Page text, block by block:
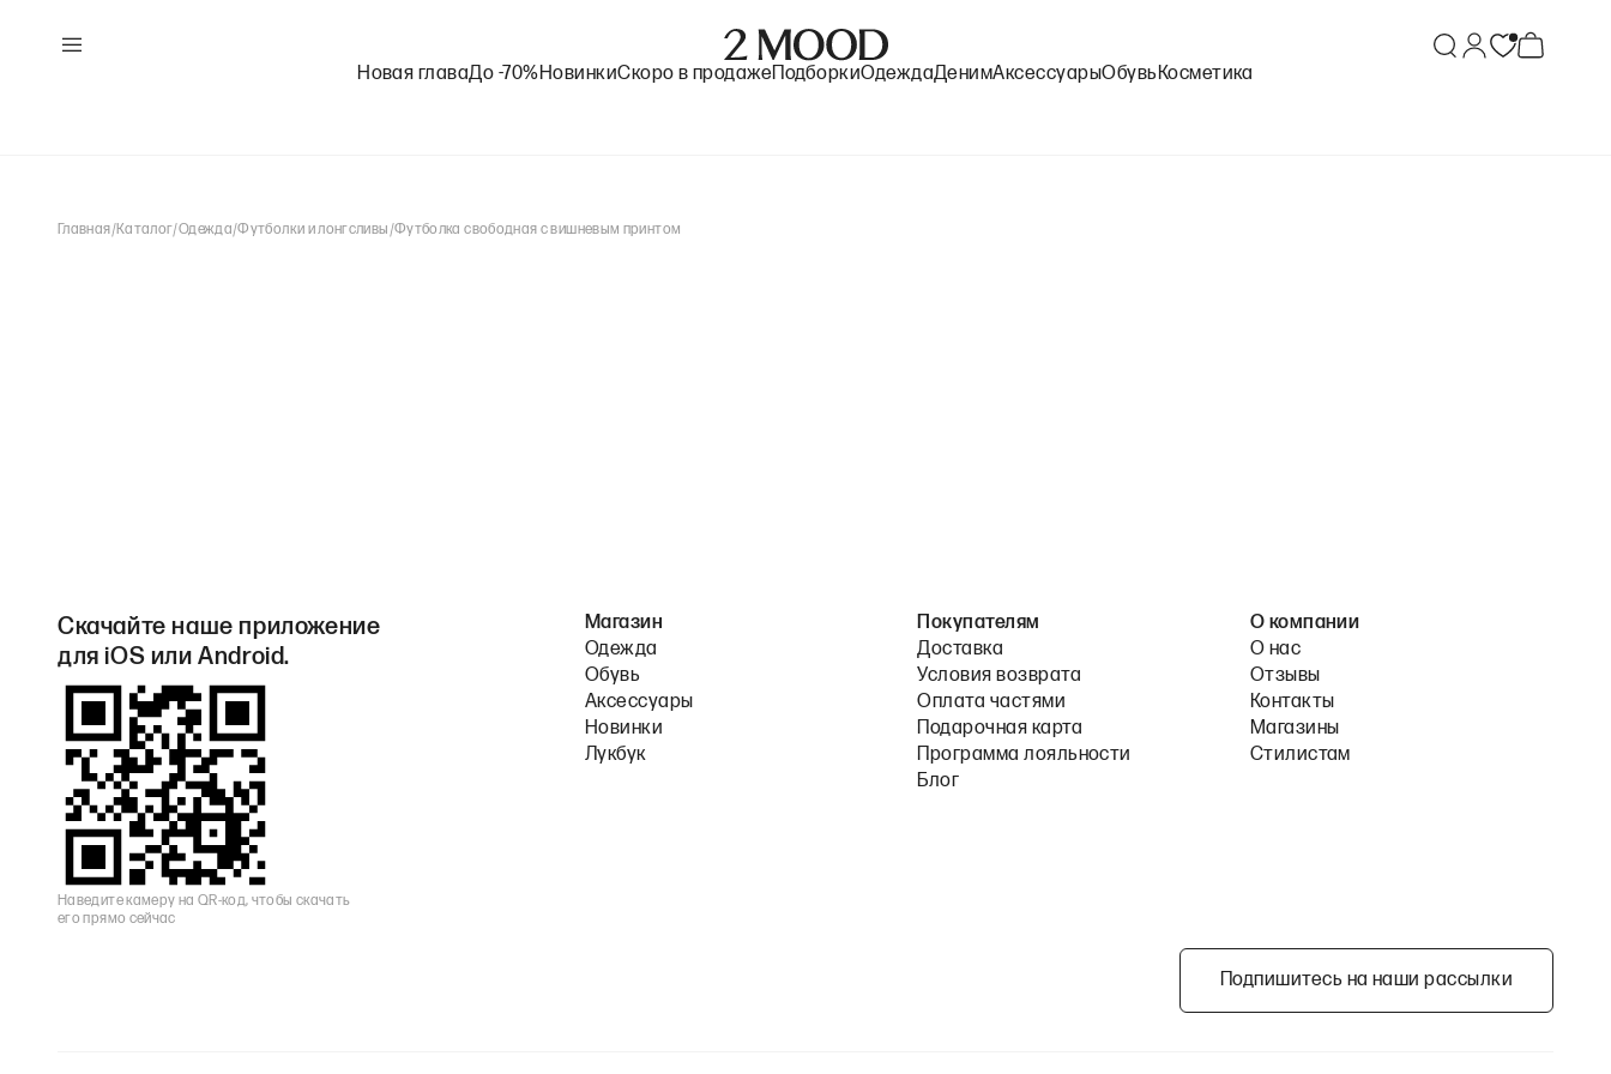
Новая главаДо -70%НовинкиСкоро в продаже ПодборкиОдеждаДенимАксессуарыОбувь Косметика
Главная/Каталог/Одежда/Футболки и лонгсливы /Футболка свободная с вишневым принтом
Скачайте наше приложение
для iOS или Android.
Наведите камеру на QR-код, чтобы скачать
его прямо сейчас
Магазин
Одежда
Обувь
Аксессуары
Новинки
Лукбук
Покупателям
Доставка
Условия возврата
Оплата частями
Подарочная карта
Программа лояльности
Блог
О компании
О нас
Отзывы
Контакты
Магазины
Стилистам
Подпишитесь на наши рассылки